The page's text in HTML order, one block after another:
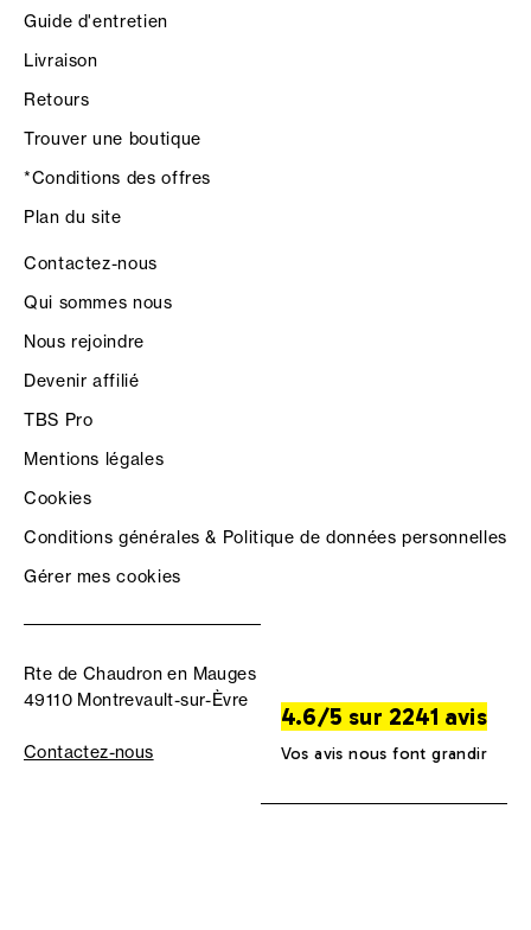
Guide d'entretien
Livraison
Retours
Trouver une boutique
*Conditions des offres
Plan du site
Contactez-nous
Qui sommes nous
Nous rejoindre
Devenir affilié
TBS Pro
Mentions légales
Cookies
Conditions générales & Politique de données personnelles
Gérer mes cookies
Rte de Chaudron en Mauges
49110 Montrevault-sur-Èvre
Contactez-nous
4.6/5 sur 2241 avis
Vos avis nous font grandir